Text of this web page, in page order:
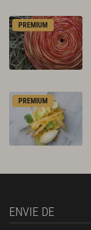
PREMIUM
PREMIUM
ENVIE DE